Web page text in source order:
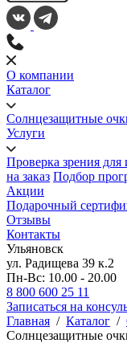
О компании
Каталог
Солнцезащитные
Услуги
Проверка зрения для
на заказ Подбор
Акции
Подарочный
Отзывы
Контакты
Ульяновск
ул. Радищева 39 к.2
Пн-Вс: 10.00 - 20.00
8 800 600 25 11
Записаться на
Главная / Каталог /
Солнцезащитные